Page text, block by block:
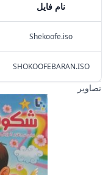
نام فایل
Shekoofe.iso
SHOKOOFEBARAN.ISO
تصاویر